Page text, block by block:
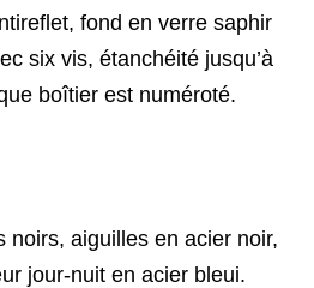
fond en verre saphir
six vis, étanchéité jusqu’à
boîtier est numéroté.
noirs, aiguilles en acier noir,
jour-nuit en acier bleui.